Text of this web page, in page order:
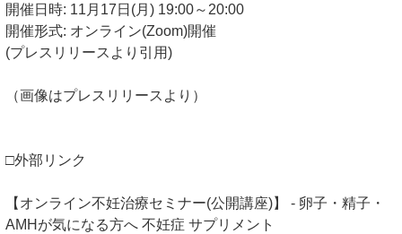
開催日時: 11月17日(月) 19:00～20:00
開催形式: オンライン(Zoom)開催
(プレスリリースより引用)
（画像はプレスリリースより）
□外部リンク
【オンライン不妊治療セミナー(公開講座)】 - 卵子・精子・
AMHが気になる方へ 不妊症 サプリメント